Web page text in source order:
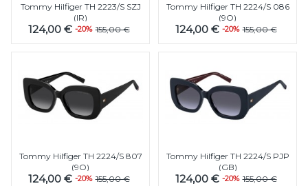
Tommy Hilfiger TH 2223/S SZJ
(IR)
124,00 € -20% 155,00 €
Tommy Hilfiger TH 2224/S 086
(9O)
124,00 € -20% 155,00 €
Tommy Hilfiger TH 2224/S 807
(9O)
124,00 € -20% 155,00 €
Tommy Hilfiger TH 2224/S PJP
(GB)
124,00 € -20% 155,00 €